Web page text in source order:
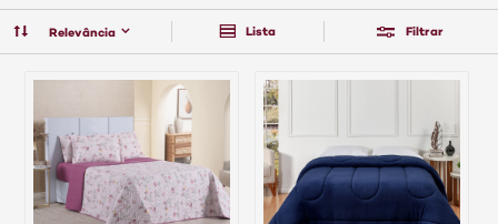
Relevância Lista Filtrar